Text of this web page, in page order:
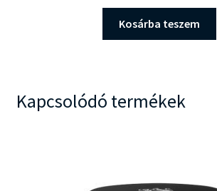
Kosárba teszem
Kapcsolódó termékek